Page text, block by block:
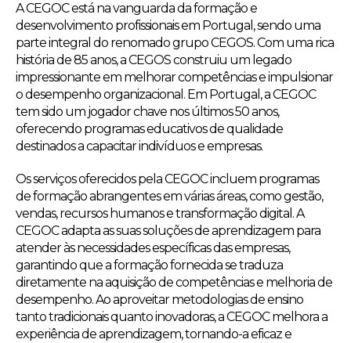
A CEGOC está na vanguarda da formação e
desenvolvimento profissionais em Portugal, sendo uma
parte integral do renomado grupo CEGOS. Com uma rica
história de 85 anos, a CEGOS construiu um legado
impressionante em melhorar competências e impulsionar
o desempenho organizacional. Em Portugal, a CEGOC
tem sido um jogador chave nos últimos 50 anos,
oferecendo programas educativos de qualidade
destinados a capacitar indivíduos e empresas.
Os serviços oferecidos pela CEGOC incluem programas
de formação abrangentes em várias áreas, como gestão,
vendas, recursos humanos e transformação digital. A
CEGOC adapta as suas soluções de aprendizagem para
atender às necessidades específicas das empresas,
garantindo que a formação fornecida se traduza
diretamente na aquisição de competências e melhoria de
desempenho. Ao aproveitar metodologias de ensino
tanto tradicionais quanto inovadoras, a CEGOC melhora a
experiência de aprendizagem, tornando-a eficaz e